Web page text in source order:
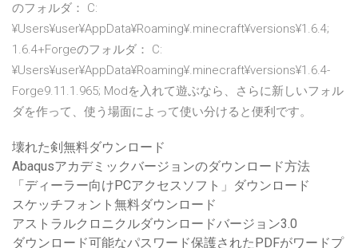
のフォルダ： C:
¥Users¥user¥AppData¥Roaming¥.minecraft¥versions¥1.6.4;
1.6.4+Forgeのフォルダ： C:
¥Users¥user¥AppData¥Roaming¥.minecraft¥versions¥1.6.4-
Forge9.11.1.965; Modを入れて遊ぶなら、さらに新しいフォル
ダを作って、使う場面によって使い分けると便利です。
壊れた剣無料ダウンロード
Abaqusアカデミックバージョンのダウンロード方法
「ディーラー向けPCアクセスソフト」ダウンロード
スケッチフォント無料ダウンロード
アストラルクロニクルダウンロードバージョン3.0
ダウンロード可能なパスワード保護されたPDFがワードプ